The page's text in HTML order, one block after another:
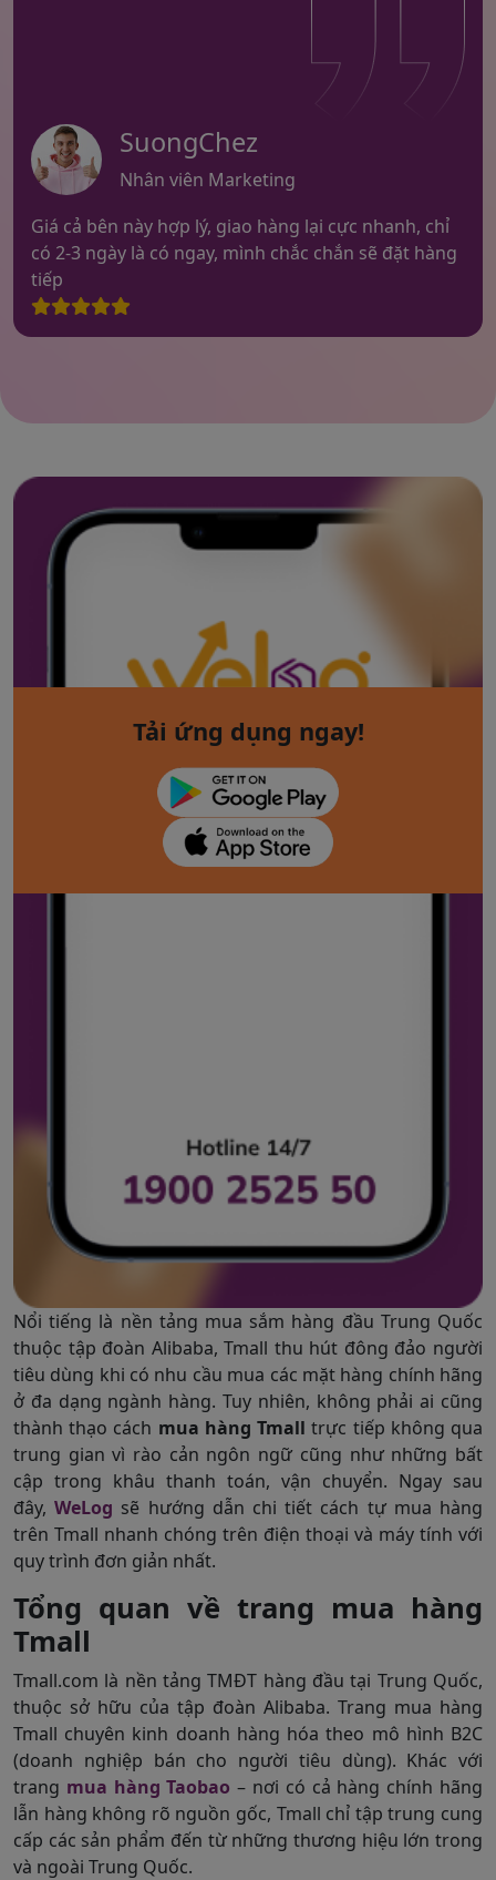
SuongChez
Nhân viên Marketing
Giá cả bên này hợp lý, giao hàng lại cực nhanh, chỉ
có 2-3 ngày là có ngay, mình chắc chắn sẽ đặt hàng
tiếp
Tải ứng dụng ngay!
Nổi tiếng là nền tảng mua sắm hàng đầu Trung Quốc
thuộc tập đoàn Alibaba, Tmall thu hút đông đảo người
tiêu dùng khi có nhu cầu mua các mặt hàng chính hãng
ở đa dạng ngành hàng. Tuy nhiên, không phải ai cũng
thành thạo cách mua hàng Tmall trực tiếp không qua
trung gian vì rào cản ngôn ngữ cũng như những bất
cập trong khâu thanh toán, vận chuyển. Ngay sau
đây,WeLog sẽ hướng dẫn chi tiết cách tự mua hàng
trên Tmall nhanh chóng trên điện thoại và máy tính với
quy trình đơn giản nhất.
Tổng quan về trang mua hàng
Tmall
Tmall.com là nền tảng TMĐT hàng đầu tại Trung Quốc,
thuộc sở hữu của tập đoàn Alibaba. Trang mua hàng
Tmall chuyên kinh doanh hàng hóa theo mô hình B2C
(doanh nghiệp bán cho người tiêu dùng). Khác với
trang mua hàng Taobao – nơi có cả hàng chính hãng
lẫn hàng không rõ nguồn gốc, Tmall chỉ tập trung cung
cấp các sản phẩm đến từ những thương hiệu lớn trong
và ngoài Trung Quốc.